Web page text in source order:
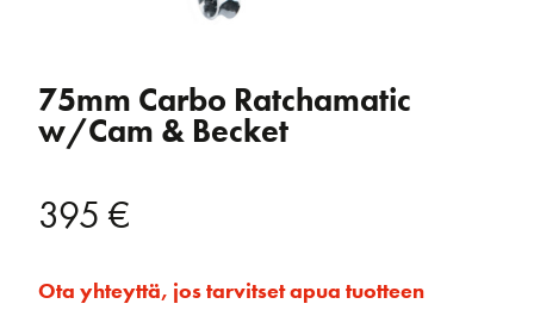
75mm Carbo Ratchamatic
w/Cam & Becket
395 €
Ota yhteyttä, jos tarvitset apua tuotteen